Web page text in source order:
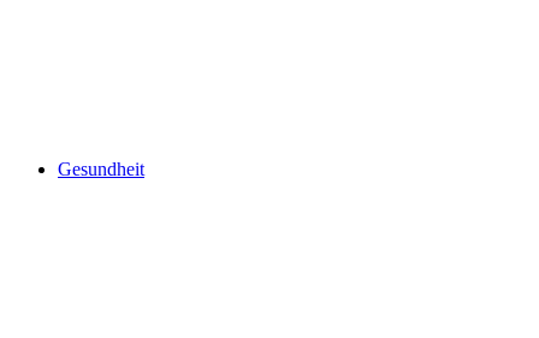
Gesundheit